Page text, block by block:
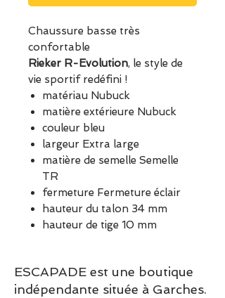
Chaussure basse très
confortable
Rieker R-Evolution, le style de
vie sportif redéfini !
matériau Nubuck
matière extérieure Nubuck
couleur bleu
largeur Extra large
matière de semelle Semelle
TR
fermeture Fermeture éclair
hauteur du talon 34 mm
hauteur de tige 10 mm
ESCAPADE est une boutique
indépendante située à Garches.